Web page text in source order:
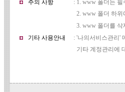
주의 사항
: 1. www 폴더는
2. www 폴더 하위
3. www 폴더를 삭
기타 사용안내
: '나의서비스관리'
기타 계정관리에